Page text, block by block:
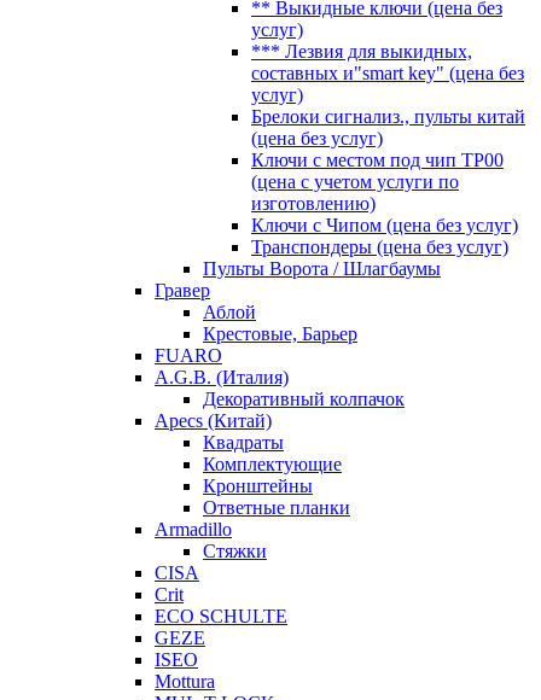
** Выкидные ключи (цена без
услуг)
*** Лезвия для выкидных,
составных и"smart key" (цена без
услуг)
Брелоки сигнализ., пульты китай
(цена без услуг)
Ключи с местом под чип TP00
(цена с учетом услуги по
изготовлению)
Ключи с Чипом (цена без услуг)
Транспондеры (цена без услуг)
Пульты Ворота / Шлагбаумы
Гравер
Аблой
Крестовые, Барьер
FUARO
A.G.B. (Италия)
Декоративный колпачок
Apecs (Китай)
Квадраты
Комплектующие
Кронштейны
Ответные планки
Armadillo
Стяжки
CISA
Crit
ECO SCHULTE
GEZE
ISEO
Mottura